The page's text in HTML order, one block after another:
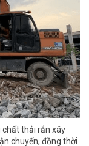
chất thải rắn xây
chuyển, đồng thời